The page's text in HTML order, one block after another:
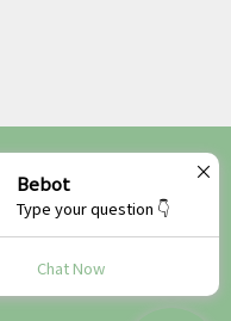
Bebot
Type your question 👇
Chat Now
×